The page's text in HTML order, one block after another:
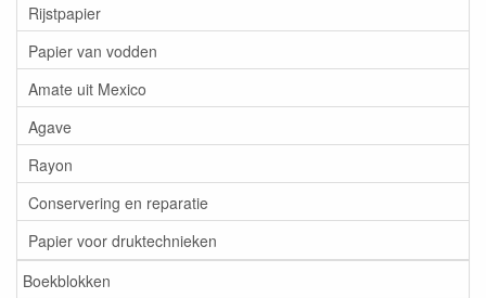
Rijstpapier
Papier van vodden
Amate uit Mexico
Agave
Rayon
Conservering en reparatie
Papier voor druktechnieken
Boekblokken